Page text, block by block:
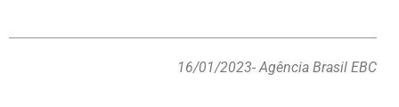
16/01/2023- Agência Brasil EBC